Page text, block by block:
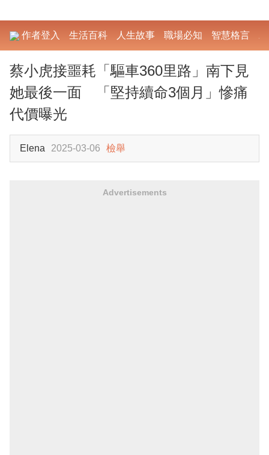
作者登入 生活百科 人生故事 職場必知 智慧格言
蔡小虎接噩耗「驅車360里路」南下見
她最後一面 「堅持續命3個月」慘痛
代價曝光
Elena 2025-03-06 檢舉
Advertisements